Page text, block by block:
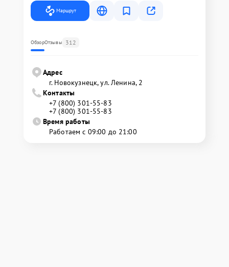
Маршрут
ОбзорОтзывы 312
Адрес
г. Новокузнецк, ул. Ленина, 2
Контакты
+7 (800) 301-55-83
+7 (800) 301-55-83
Время работы
Работаем с 09:00 до 21:00